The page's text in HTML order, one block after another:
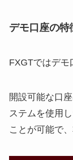
デモ口座の特
FXGTではデモ
開設可能な口
ステムを使用
ことが可能で